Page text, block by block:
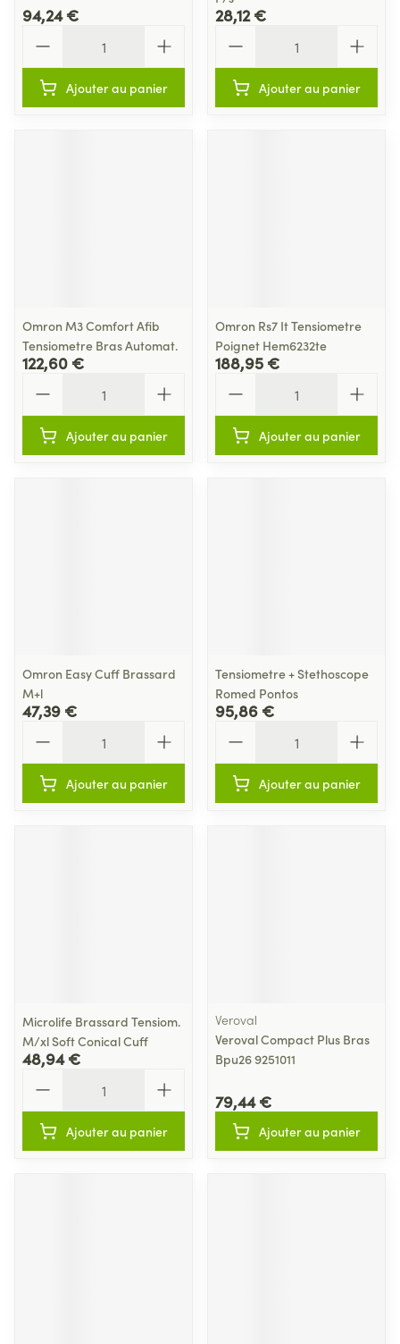
94,24 €
Ajouter au panier
28,12 €
Ajouter au panier
Omron M3 Comfort Afib
Tensiometre Bras Automat.
122,60 €
Ajouter au panier
Omron Rs7 It Tensiometre
Poignet Hem6232te
188,95 €
Ajouter au panier
Omron Easy Cuff Brassard
M+l
47,39 €
Ajouter au panier
Tensiometre + Stethoscope
Romed Pontos
95,86 €
Ajouter au panier
Microlife Brassard Tensiom.
M/xl Soft Conical Cuff
48,94 €
Ajouter au panier
Veroval
Veroval Compact Plus Bras
Bpu26 9251011
79,44 €
Ajouter au panier